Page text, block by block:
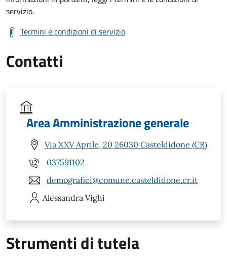
servizio.
Termini e condizioni di servizio
Contatti
Area Amministrazione generale
Via XXV Aprile, 20 26030 Casteldidone (CR)
037591102
demografici@comune.casteldidone.cr.it
Alessandra Vighi
Strumenti di tutela